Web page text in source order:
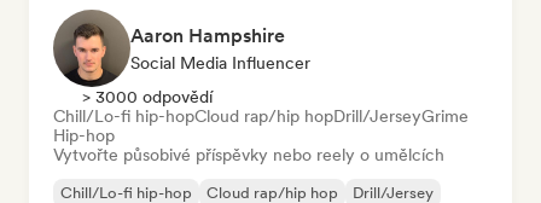
Aaron Hampshire
Social Media Influencer
> 3000 odpovědí
Chill/Lo-fi hip-hopCloud rap/hip hopDrill/JerseyGrime
Hip-hop
Vytvořte působivé příspěvky nebo reely o umělcích
Chill/Lo-fi hip-hop Cloud rap/hip hop
Drill/Jersey